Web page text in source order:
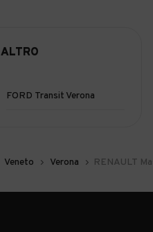
ALTRO
FORD Transit Verona
Veneto Verona RENAULT